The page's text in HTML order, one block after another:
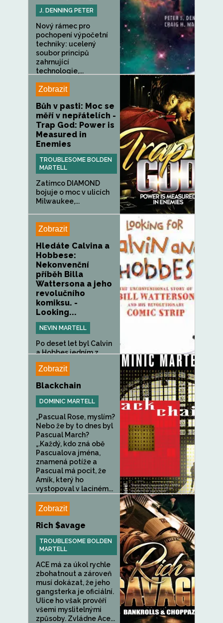
J. DENNING PETER
Nový rámec pro
pochopení výpočetní
techniky: ucelený
soubor principů
zahrnující
technologie,...
Zobrazit
Bůh v pasti: Moc se
měří v nepřátelích -
Trap God: Power is
Measured in
Enemies
TROUBLESOME BOLDEN
MARTELL
Zatímco DIAMOND
bojuje o moc v ulicích
Milwaukee,...
Zobrazit
Hledáte Calvina a
Hobbese:
Nekonvenční
příběh Billa
Wattersona a jeho
revolučního
komiksu. -
Looking...
NEVIN MARTELL
Po deset let byl Calvin
a Hobbes jedním z...
Zobrazit
Blackchain
DOMINIC MARTELL
„Pascual Rose, myslím?
Nebo že by to dnes byl
Pascual March?
„.Každý, kdo zná obě
Pascualova jména,
znamená potíže a
Pascual má pocit, že
Amík, který ho
vystopoval v laciném...
Zobrazit
Rich $avage
TROUBLESOME BOLDEN
MARTELL
ACE má za úkol rychle
zbohatnout a zároveň
musí dokázat, že jeho
gangsterka je oficiální.
Ulice ho však prověří
všemi myslitelnými
způsoby. Zvládne Ace...